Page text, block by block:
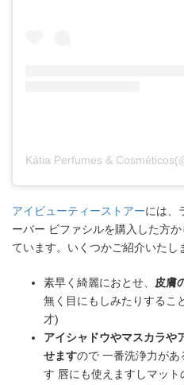
アイビューティーストアーには、
ーバー ビファシルを購入した方
ています。いくつかご紹介いたし
素早く綺麗におとせ、 皮膚
無く目にもしみたりするこ
才)
アイシャドウやマスカラや
せますので 一番洗浄力があ
す 唇にも使えますしマッ